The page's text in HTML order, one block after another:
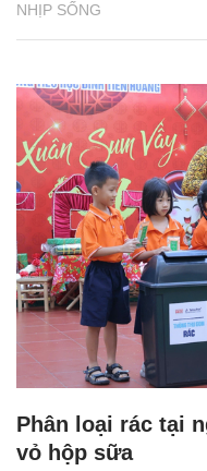
NHỊP SỐNG
Phân loại rác tại
vỏ hộp sữa